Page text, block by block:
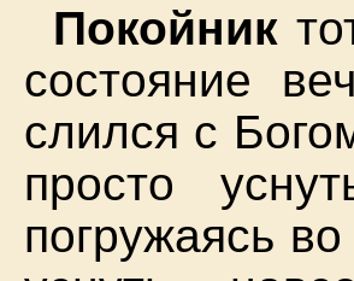
Покойник
состояние
слился с
просто
погружаясь